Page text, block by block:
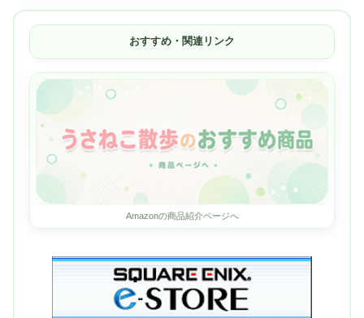
おすすめ・関連リンク
Amazonの商品紹介ページへ